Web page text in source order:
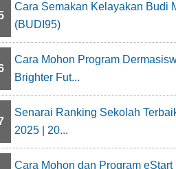
Cara Semakan Kelayakan Budi
(BUDI95)
Cara Mohon Program
Brighter Fut...
Senarai Ranking Sekolah
2025 | 20...
Cara Mohon dan Program eStart